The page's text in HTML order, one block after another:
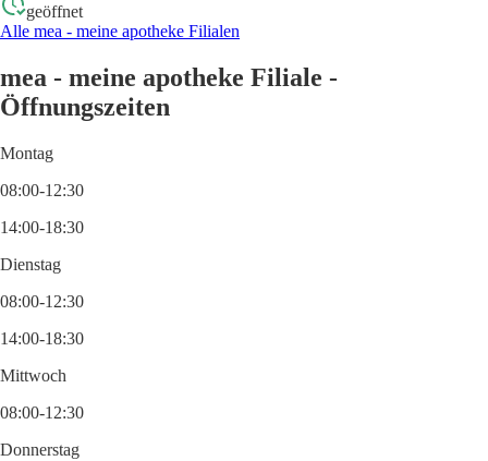
geöffnet
Alle mea - meine apotheke Filialen
mea - meine apotheke Filiale -
Öffnungszeiten
Montag
08:00-12:30
14:00-18:30
Dienstag
08:00-12:30
14:00-18:30
Mittwoch
08:00-12:30
Donnerstag